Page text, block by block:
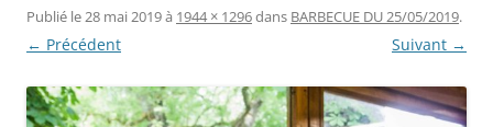
Publié le28 mai 2019à 1944 × 1296dans BARBECUE DU 25/05/2019.
← Précédent Suivant →